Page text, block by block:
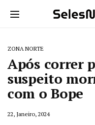
ZONA NORTE
Após correr
suspeito
com o Bope
22, Janeiro, 2024